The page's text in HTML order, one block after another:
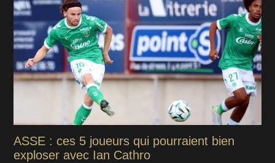
ASSE : ces 5 joueurs qui pourraient bien
exploser avec Ian Cathro